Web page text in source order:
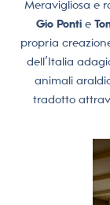
Meravigliosa e
Gio Ponti e
propria
dell’Italia
animali
tradotto